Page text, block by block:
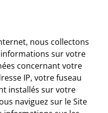
nous collectons
sur votre
concernant votre
IP, votre fuseau
installés sur votre
naviguez sur le Site